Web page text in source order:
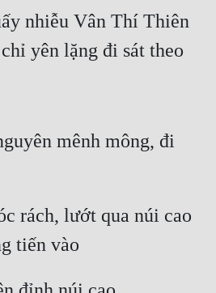
nhiễu Vân Thí Thiên
yên lặng đi sát theo
mênh mông, đi
rách, lướt qua núi cao
tiến vào